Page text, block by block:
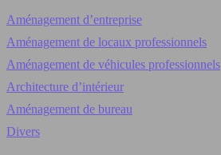
Aménagement d’entreprise
Aménagement de locaux professionnels
Aménagement de véhicules professionnels
Architecture d’intérieur
Aménagement de bureau
Divers